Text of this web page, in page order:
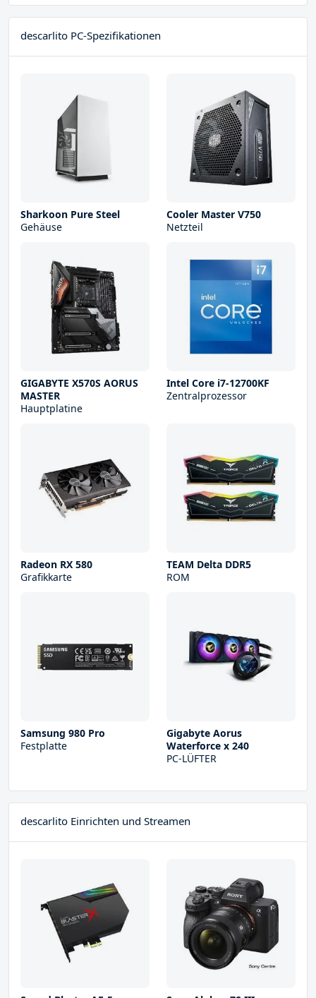
descarlito PC-Spezifikationen
Sharkoon Pure Steel
Gehäuse
Cooler Master V750
Netzteil
GIGABYTE X570S AORUS
MASTER
Hauptplatine
Intel Core i7-12700KF
Zentralprozessor
Radeon RX 580
Grafikkarte
TEAM Delta DDR5
ROM
Samsung 980 Pro
Festplatte
Gigabyte Aorus
Waterforce x 240
PC-LÜFTER
descarlito Einrichten und Streamen